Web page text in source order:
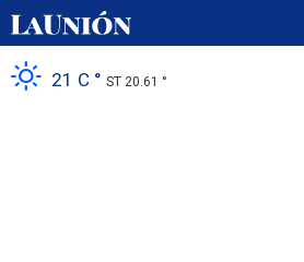
21 C ° ST 20.61 °